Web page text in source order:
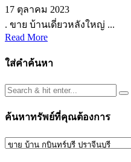
17 ตุลาคม 2023
. ขาย บ้านเดี่ยวหลังใหญ่ ...
Read More
ใส่คำค้นหา
ค้นหาทรัพย์ที่คุณต้องการ
ค้นหา